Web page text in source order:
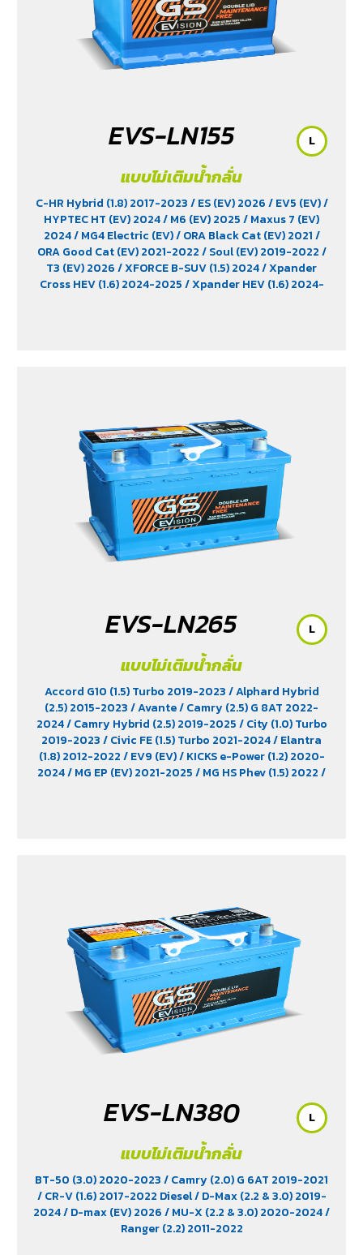
EVS-LN155
แบบไม่เติมน้ำกลั่น
C-HR Hybrid (1.8) 2017-2023/ ES (EV) 2026/ EV5 (EV)/
HYPTEC HT (EV) 2024/ M6 (EV) 2025/ Maxus 7 (EV)
2024/ MG4 Electric (EV)/ ORA Black Cat (EV) 2021/
ORA Good Cat (EV) 2021-2022/ Soul (EV) 2019-2022/
T3 (EV) 2026/ XFORCE B-SUV (1.5) 2024/ Xpander
Cross HEV (1.6) 2024-2025/ Xpander HEV (1.6) 2024-
L
EVS-LN265
แบบไม่เติมน้ำกลั่น
Accord G10 (1.5) Turbo 2019-2023/ Alphard Hybrid
(2.5) 2015-2023/ Avante/ Camry (2.5) G 8AT 2022-
2024/ Camry Hybrid (2.5) 2019-2025/ City (1.0) Turbo
2019-2023/ Civic FE (1.5) Turbo 2021-2024/ Elantra
(1.8) 2012-2022/ EV9 (EV)/ KICKS e-Power (1.2) 2020-
2024/ MG EP (EV) 2021-2025/ MG HS Phev (1.5) 2022/
L
EVS-LN380
แบบไม่เติมน้ำกลั่น
BT-50 (3.0) 2020-2023/ Camry (2.0) G 6AT 2019-2021
/ CR-V (1.6) 2017-2022 Diesel/ D-Max (2.2 & 3.0) 2019-
2024/ D-max (EV) 2026/ MU-X (2.2 & 3.0) 2020-2024/
Ranger (2.2) 2011-2022
L